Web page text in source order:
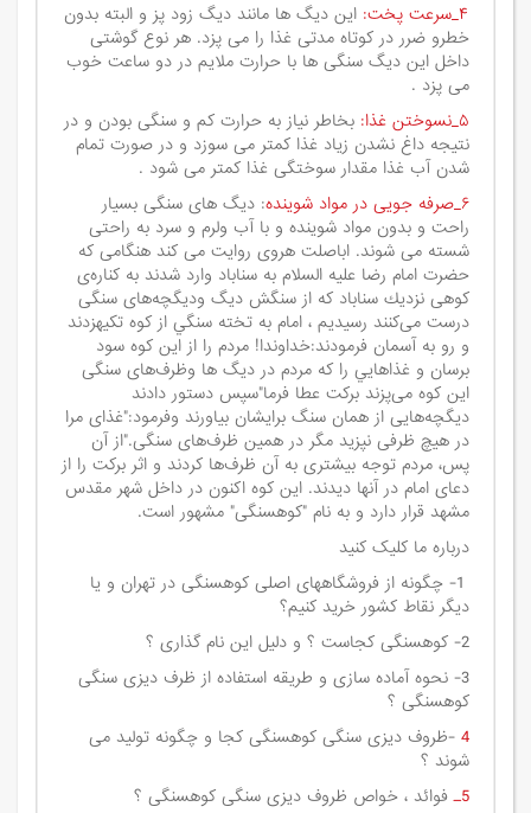
۴_سرعت پخت:
این دیگ ها مانند دیگ زود پز و البته بدون
خطرو ضرر در کوتاه مدتی غذا را می پزد. هر نوع گوشتی
داخل این دیگ سنگی ها با حرارت ملایم در دو ساعت خوب
می پزد .
۵_نسوختن غذا:
بخاطر نیاز به حرارت کم و سنگی بودن و در
نتیجه داغ نشدن زیاد غذا کمتر می سوزد و در صورت تمام
شدن آب غذا مقدار سوختگی غذا کمتر می شود .
۶_صرفه جویی در مواد شوینده
: دیگ های سنگی بسیار
راحت و بدون مواد شوینده و با آب ولرم و سرد به راحتی
شسته می شوند. اباصلت هروی روایت می کند هنگامی که
حضرت امام رضا علیه السلام به سناباد وارد شدند به کناره‌ی
کوهی نزديك سناباد که از سنگش دیگ ودیگچه‌‌های سنگی
درست می‌کنند رسیدیم ، امام به تخته سنگي از كوه تکیهزدند
و رو به آسمان فرمودند:خداوندا! مردم را از این کوه سود
برسان و غذاهايي را كه مردم در دیگ ها وظرف‌های سنگی
این کوه می‌پزند برکت عطا فرما"سپس دستور دادند
دیگچه‌هایی از همان سنگ برایشان بیاورند وفرمود:"غذای مرا
در هیچ ظرفی نپزید مگر در همین ظرف‌های سنگی."از آن
پس، مردم توجه بیشتری به آن ظرف‌ها کردند و اثر برکت را از
دعای امام در آنها دیدند. این کوه اکنون در داخل شهر مقدس
مشهد قرار دارد و به نام "کوهسنگی" مشهور است.
درباره ما کلیک کنید
1- چگونه از فروشگاههای اصلی کوهسنگی در تهران و یا
دیگر نقاط کشور خرید کنیم؟
2- کوهسنگی کجاست ؟ و دلیل این نام گذاری ؟
3- نحوه آماده سازی و طریقه استفاده از ظرف دیزی سنگی
کوهسنگی ؟
4 -ظروف دیزی سنگی کوهسنگی کجا و چگونه تولید می
شوند ؟
5ـفوائد ، خواص ظروف دیزی سنگی کوهسنگی ؟